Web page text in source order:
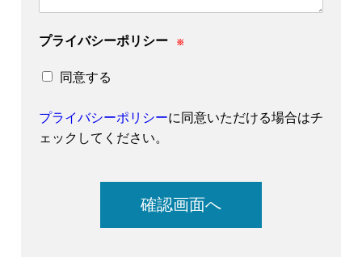
プライバシーポリシー ※
同意する
プライバシーポリシーに同意いただける場合はチ
ェックしてください。
確認画面へ